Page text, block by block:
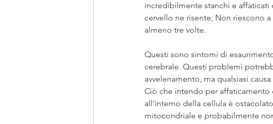
incredibilmente stanchi e
cervello ne risente; Non riescono
almeno tre volte.
Questi sono sintomi di
cerebrale. Questi problemi
avvelenamento, ma qualsiasi
Ciò che intendo per
all'interno della cellula è
mitocondriale e probabilmente